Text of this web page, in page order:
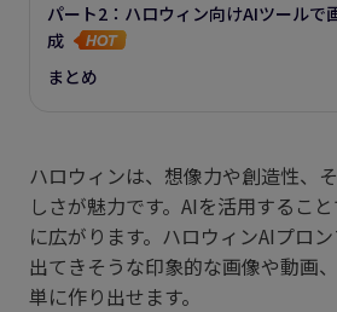
パート2：ハロウィン向けAIツールで
成
まとめ
ハロウィンは、想像力や創造性、
しさが魅力です。AIを活用するこ
に広がります。ハロウィンAIプロ
出てきそうな印象的な画像や動画
単に作り出せます。